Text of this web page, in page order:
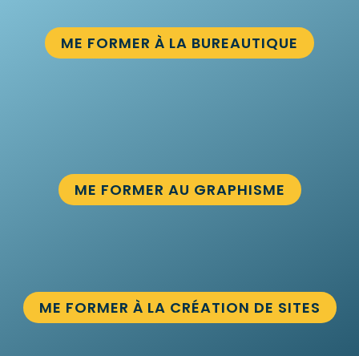
ME FORMER À LA BUREAUTIQUE
ME FORMER AU GRAPHISME
ME FORMER À LA CRÉATION DE SITES